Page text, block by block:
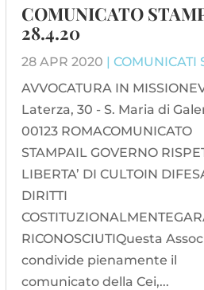
COMUNICATO
28.4.20
28 APR 2020 | COMUNICATI
AVVOCATURA IN
Laterza, 30 - S. Maria di
00123 ROMACOMUNICATO
STAMPAIL GOVERNO
LIBERTA’ DI CULTOIN
DIRITTI
RICONOSCIUTIQuesta
condivide pienamente il
comunicato della Cei,...